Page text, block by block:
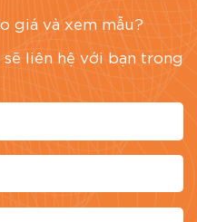
giá và xem mẫu?
liên hệ với bạn trong